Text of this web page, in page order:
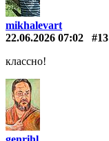
mikhalevart
22.06.2026 07:02
#13
классно!